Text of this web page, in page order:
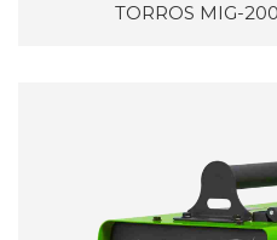
TORROS MIG-